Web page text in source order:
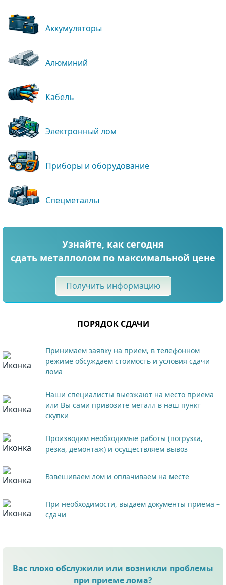
Аккумуляторы
Алюминий
Кабель
Электронный лом
Приборы и оборудование
Спецметаллы
Узнайте, как сегодня
сдать металлолом по максимальной цене
Получить информацию
ПОРЯДОК СДАЧИ
Принимаем заявку на прием, в телефонном
режиме обсуждаем стоимость и условия сдачи
лома
Наши специалисты выезжают на место приема
или Вы сами привозите металл в наш пункт
скупки
Производим необходимые работы (погрузка,
резка, демонтаж) и осуществляем вывоз
Взвешиваем лом и оплачиваем на месте
При необходимости, выдаем документы приема –
сдачи
Вас плохо обслужили или возникли проблемы
при приеме лома?